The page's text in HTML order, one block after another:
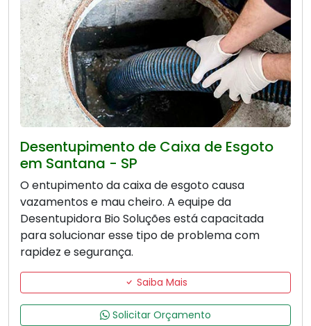
Desentupimento de Caixa de Esgoto
em Santana - SP
O entupimento da caixa de esgoto causa
vazamentos e mau cheiro. A equipe da
Desentupidora Bio Soluções está capacitada
para solucionar esse tipo de problema com
rapidez e segurança.
Saiba Mais
Solicitar Orçamento